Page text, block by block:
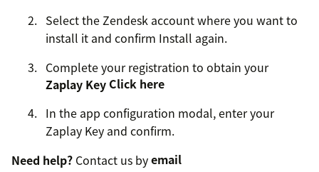
Select the Zendesk account where you want to
install it and confirm Install again.
Complete your registration to obtain your
Zaplay Key Click here
In the app configuration modal, enter your
Zaplay Key and confirm.
Need help? Contact us byemail